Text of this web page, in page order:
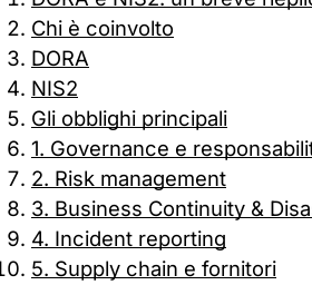
Chi è coinvolto
DORA
NIS2
Gli obblighi principali
1. Governance e
2. Risk management
3. Business Continuity &
4. Incident reporting
5. Supply chain e fornitori